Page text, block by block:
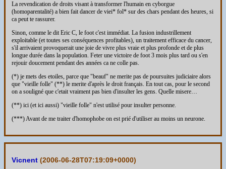
La revendication de droits visant à transformer l'humain en cyborgue
(homoparentalité) a bien fait dancer de viei* fol* sur des chars pendant des heures, si
ca peut te rassurer.
Sinon, comme le dit Eric C, le foot c'est immédiat. La fusion industrillement
exploitable (et toutes ses conséquences profitables), un traitement efficace du cancer,
s'il arrivaient provoquerait une joie de vivre plus vraie et plus profonde et de plus
longue durée dans la population. Feter une victoire de foot 3 mois plus tard ou s'en
rejouir doucement pendant des années ca ne colle pas.
(*) je mets des etoiles, parce que "beauf" ne merite pas de poursuites judiciaire alors
que "vieille folle" (**) le merite d'après le droit français. En tout cas, pour le second
on a souligné que c'etait vraiment pas bien d'insulter les gens. Quelle misere…
(**) ici (et ici aussi) "vieille folle" n'est utilisé pour insulter personne.
(***) Avant de me traiter d'homophobe on est prié d'utiliser au moins un neurone.
Vicnent (2006-06-28T07:19:09+0000)